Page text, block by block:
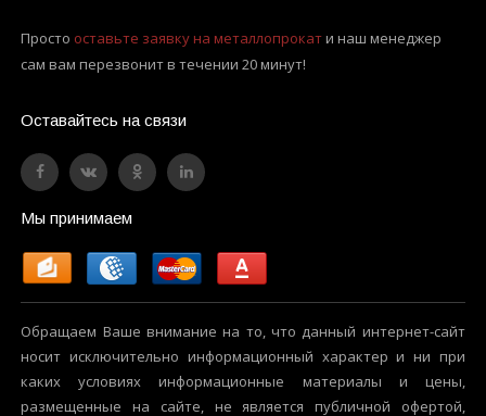
Просто оставьте заявку на металлопрокати наш менеджер
сам вам перезвонит в течении 20 минут!
Оставайтесь на связи
Мы принимаем
Обращаем Ваше внимание на то, что данный интернет-сайт
носит исключительно информационный характер и ни при
каких условиях информационные материалы и цены,
размещенные на сайте, не является публичной офертой,